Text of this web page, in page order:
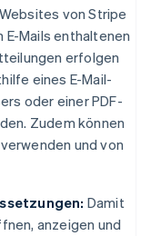
von Stripe
Mails enthaltenen
erfolgen
eines E-Mail-
oder einer PDF-
Zudem können
und von
Damit
anzeigen und